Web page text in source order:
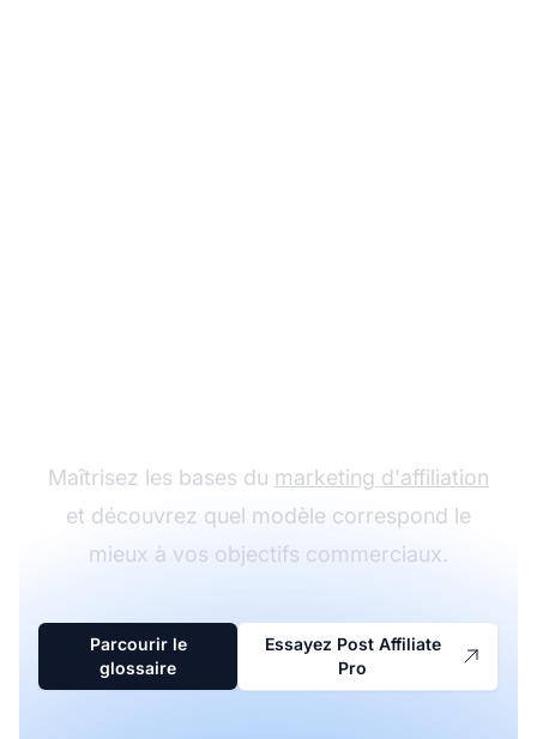
Maîtrisez les bases du marketing d'affiliation
et découvrez quel modèle correspond le
mieux à vos objectifs commerciaux.
Parcourir le
glossaire
Essayez Post Affiliate
Pro